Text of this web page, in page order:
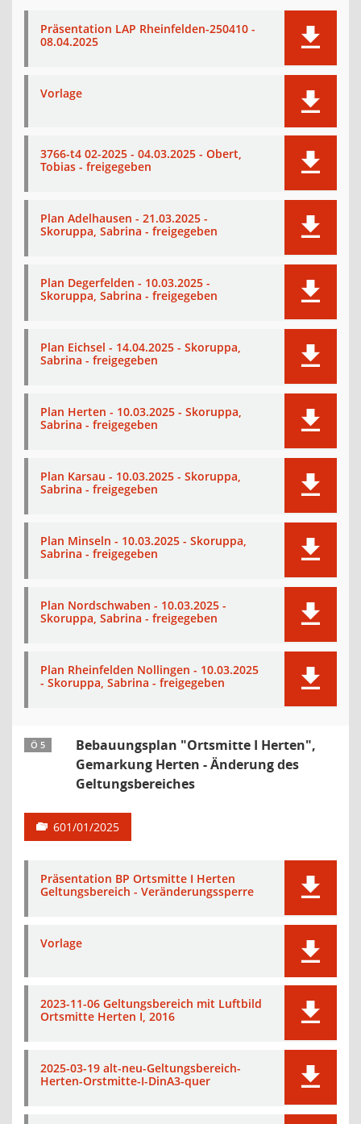
Präsentation LAP Rheinfelden-250410 -
08.04.2025
Vorlage
3766-t4 02-2025 - 04.03.2025 - Obert,
Tobias - freigegeben
Plan Adelhausen - 21.03.2025 -
Skoruppa, Sabrina - freigegeben
Plan Degerfelden - 10.03.2025 -
Skoruppa, Sabrina - freigegeben
Plan Eichsel - 14.04.2025 - Skoruppa,
Sabrina - freigegeben
Plan Herten - 10.03.2025 - Skoruppa,
Sabrina - freigegeben
Plan Karsau - 10.03.2025 - Skoruppa,
Sabrina - freigegeben
Plan Minseln - 10.03.2025 - Skoruppa,
Sabrina - freigegeben
Plan Nordschwaben - 10.03.2025 -
Skoruppa, Sabrina - freigegeben
Plan Rheinfelden Nollingen - 10.03.2025
- Skoruppa, Sabrina - freigegeben
Ö 5
Bebauungsplan "Ortsmitte I Herten",
Gemarkung Herten - Änderung des
Geltungsbereiches
601/01/2025
Präsentation BP Ortsmitte I Herten
Geltungsbereich - Veränderungssperre
Vorlage
2023-11-06 Geltungsbereich mit Luftbild
Ortsmitte Herten I, 2016
2025-03-19 alt-neu-Geltungsbereich-
Herten-Orstmitte-I-DinA3-quer